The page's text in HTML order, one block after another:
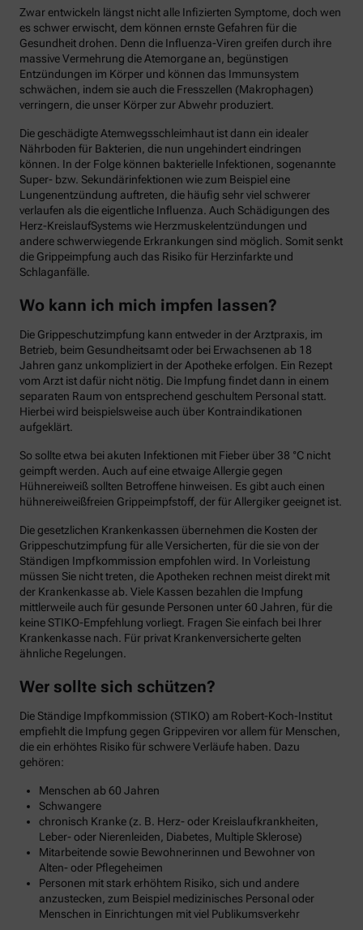
Zwar entwickeln längst nicht alle Infizierten Symptome, doch wen
es schwer erwischt, dem können ernste Gefahren für die
Gesundheit drohen. Denn die Influenza-Viren greifen durch ihre
massive Vermehrung die Atemorgane an, begünstigen
Entzündungen im Körper und können das Immunsystem
schwächen, indem sie auch die Fresszellen (Makrophagen)
verringern, die unser Körper zur Abwehr produziert.
Die geschädigte Atemwegsschleimhaut ist dann ein idealer
Nährboden für Bakterien, die nun ungehindert eindringen
können. In der Folge können bakterielle Infektionen, sogenannte
Super- bzw. Sekundärinfektionen wie zum Beispiel eine
Lungenentzündung auftreten, die häufig sehr viel schwerer
verlaufen als die eigentliche Influenza. Auch Schädigungen des
Herz-KreislaufSystems wie Herzmuskelentzündungen und
andere schwerwiegende Erkrankungen sind möglich. Somit senkt
die Grippeimpfung auch das Risiko für Herzinfarkte und
Schlaganfälle.
Wo kann ich mich impfen lassen?
Die Grippeschutzimpfung kann entweder in der Arztpraxis, im
Betrieb, beim Gesundheitsamt oder bei Erwachsenen ab 18
Jahren ganz unkompliziert in der Apotheke erfolgen. Ein Rezept
vom Arzt ist dafür nicht nötig. Die Impfung findet dann in einem
separaten Raum von entsprechend geschultem Personal statt.
Hierbei wird beispielsweise auch über Kontraindikationen
aufgeklärt.
So sollte etwa bei akuten Infektionen mit Fieber über 38 °C nicht
geimpft werden. Auch auf eine etwaige Allergie gegen
Hühnereiweiß sollten Betroffene hinweisen. Es gibt auch einen
hühnereiweißfreien Grippeimpfstoff, der für Allergiker geeignet ist.
Die gesetzlichen Krankenkassen übernehmen die Kosten der
Grippeschutzimpfung für alle Versicherten, für die sie von der
Ständigen Impfkommission empfohlen wird. In Vorleistung
müssen Sie nicht treten, die Apotheken rechnen meist direkt mit
der Krankenkasse ab. Viele Kassen bezahlen die Impfung
mittlerweile auch für gesunde Personen unter 60 Jahren, für die
keine STIKO-Empfehlung vorliegt. Fragen Sie einfach bei Ihrer
Krankenkasse nach. Für privat Krankenversicherte gelten
ähnliche Regelungen.
Wer sollte sich schützen?
Die Ständige Impfkommission (STIKO) am Robert-Koch-Institut
empfiehlt die Impfung gegen Grippeviren vor allem für Menschen,
die ein erhöhtes Risiko für schwere Verläufe haben. Dazu
gehören:
Menschen ab 60 Jahren
Schwangere
chronisch Kranke (z. B. Herz- oder Kreislaufkrankheiten,
Leber- oder Nierenleiden, Diabetes, Multiple Sklerose)
Mitarbeitende sowie Bewohnerinnen und Bewohner von
Alten- oder Pflegeheimen
Personen mit stark erhöhtem Risiko, sich und andere
anzustecken, zum Beispiel medizinisches Personal oder
Menschen in Einrichtungen mit viel Publikumsverkehr